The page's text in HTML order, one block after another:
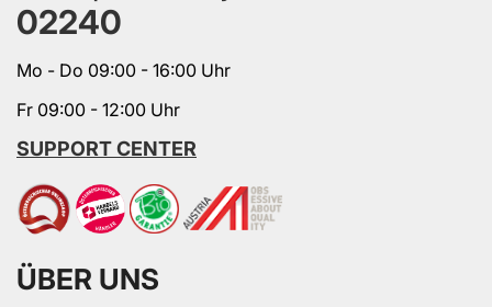
02240
Mo - Do 09:00 - 16:00 Uhr
Fr 09:00 - 12:00 Uhr
SUPPORT CENTER
ÜBER UNS